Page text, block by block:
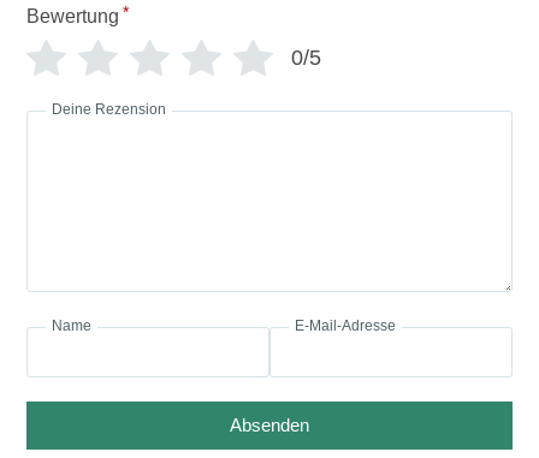
Bewertung *
0/5
Deine Rezension
Name E-Mail-Adresse
Absenden